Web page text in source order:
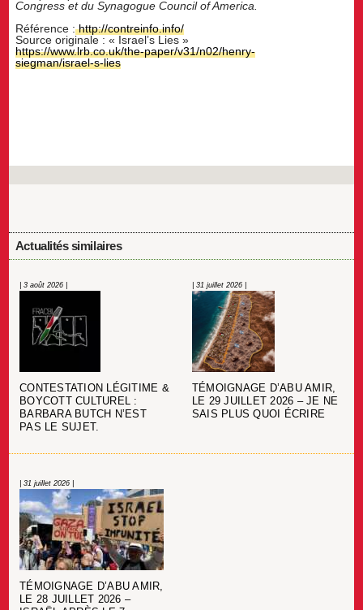
Congress et du Synagogue Council of America.
Référence :http://contreinfo.info/
Source originale : « Israel’s Lies »
https://www.lrb.co.uk/the-paper/v31/n02/henry-
siegman/israel-s-lies
Actualités similaires
| 3 août 2026 |
CONTESTATION LÉGITIME &
BOYCOTT CULTUREL :
BARBARA BUTCH N’EST
PAS LE SUJET.
| 31 juillet 2026 |
TÉMOIGNAGE D’ABU AMIR,
LE 29 JUILLET 2026 – JE NE
SAIS PLUS QUOI ÉCRIRE
| 31 juillet 2026 |
TÉMOIGNAGE D’ABU AMIR,
LE 28 JUILLET 2026 –